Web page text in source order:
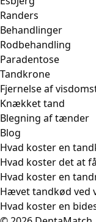
Randers
Behandlinger
Rodbehandling
Paradentose
Tandkrone
Fjernelse af
Knækket tand
Blegning af tænder
Blog
Hvad koster en
Hvad koster det at
Hvad koster en
Hævet tandkød ved
Hvad koster en